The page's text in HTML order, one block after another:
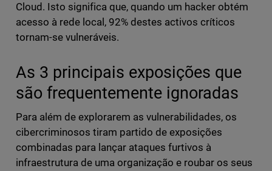
Cloud. Isto significa que, quando um hacker obtém
acesso à rede local, 92% destes activos críticos
tornam-se vulneráveis.
As 3 principais exposições que
são frequentemente ignoradas
Para além de explorarem as vulnerabilidades, os
cibercriminosos tiram partido de exposições
combinadas para lançar ataques furtivos à
infraestrutura de uma organização e roubar os seus